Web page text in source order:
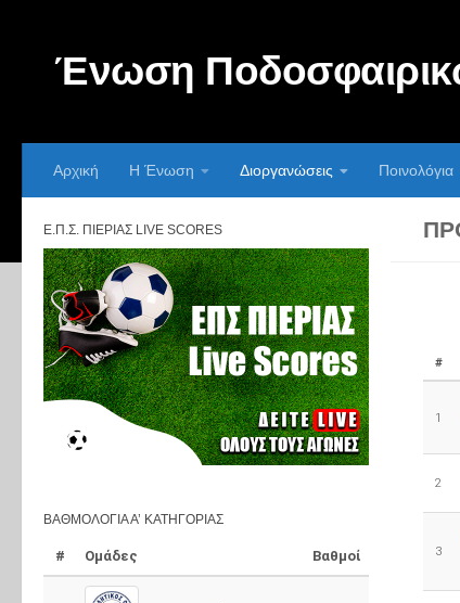
Ένωση
Αρχική Η Ένωση Διοργανώσεις Ποινολόγια
#
1
2
3
Ε.Π.Σ. ΠΙΕΡΊΑΣ LIVE SCORES
ΒΑΘΜΟΛΟΓΊΑ Α’ ΚΑΤΗΓΟΡΊΑΣ
# Ομάδες Βαθμοί